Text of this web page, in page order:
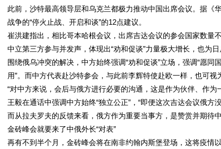
此前，沙特最高领导层和乌克兰都极力推动中国出席会议。据
战争的“停火止战、开启和谈”的12点建议。
崔洪建指出，相比哥本哈根会议，出席吉达会议的参会国家数量
中立第三方参与并发声，体现出“劝和促谈”力量极大增长，也为
围绕俄乌冲突的解决，中方始终强调“劝和促谈”立场，强调“愿
用”。而中方代表赴沙特参会，与此前李辉特使赴欧一样，也可
“对中方来说，会后与俄方进行必要的沟通，这是作为伙伴、作
王毅在通话中强调中方始终“独立公正”，“即便这次吉达会议俄方
而从拉夫罗夫的反馈来看，俄方作为重要当事方，是赞赏并期待
金砖峰会就要来了中俄外长“对表”
再有不到半个月，金砖峰会将在南非约翰内斯堡登场，这将疫情